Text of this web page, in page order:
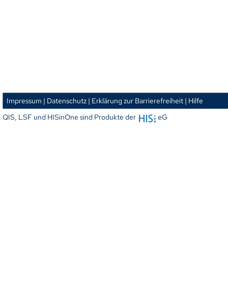
Impressum | Datenschutz | Erklärung zur Barrierefreiheit | Hilfe
QIS, LSF und HISinOne sind Produkte der
eG